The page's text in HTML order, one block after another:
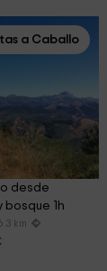
a Caballo
desde
bosque 1h
km